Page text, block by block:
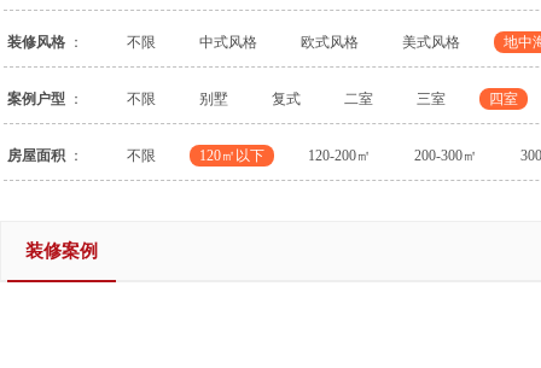
装修风格 ： 不限 中式风格 欧式风格 美式风格 地中
案例户型 ： 不限 别墅 复式 二室 三室 四室
房屋面积 ： 不限 120㎡以下 120-200㎡ 200-300㎡
装修案例